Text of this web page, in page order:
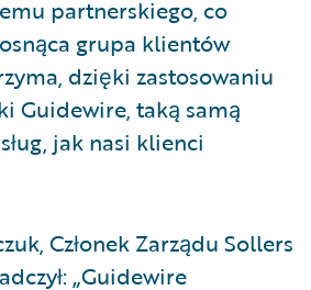
partnerskiego, co
grupa klientów
dzięki zastosowaniu
Guidewire, taką samą
jak nasi klienci
Członek Zarządu Sollers
„Guidewire